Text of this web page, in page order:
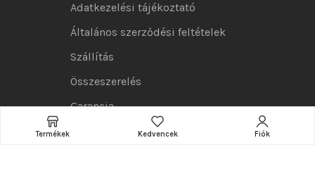
Adatkezelési tájékoztató
Általános szerződési feltételek
Szállítás
Összeszerelés
Garancia
Reklamációs szabályzat
Termékek Kedvencek Fiók